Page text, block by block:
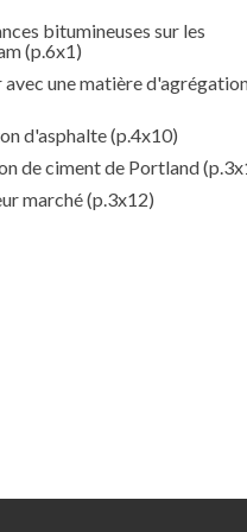
bitumineuses sur les
(p.6x1)
avec une matière
d'asphalte(p.4x10)
de ciment de Portland
marché(p.3x12)